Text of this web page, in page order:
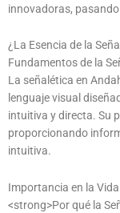
innovadoras,
¿La Esencia de la
Fundamentos de la
La señalética en
lenguaje visual
intuitiva y directa. Su
proporcionando
intuitiva.
Importancia en la
<strong>Por qué la